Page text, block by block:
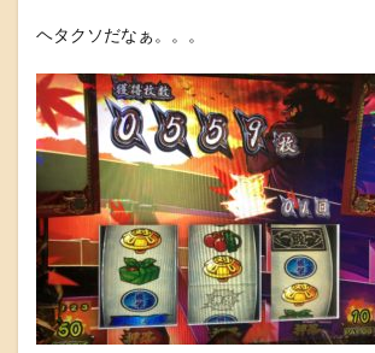
ヘタクソだなぁ。。。